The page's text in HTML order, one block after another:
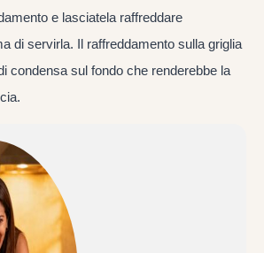
e lasciatela raffreddare
di servirla. Il raffreddamento sulla griglia
condensa sul fondo che renderebbe la